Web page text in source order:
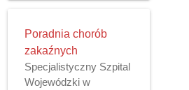
Poradnia chorób
zakaźnych
Specjalistyczny Szpital
Wojewódzki w